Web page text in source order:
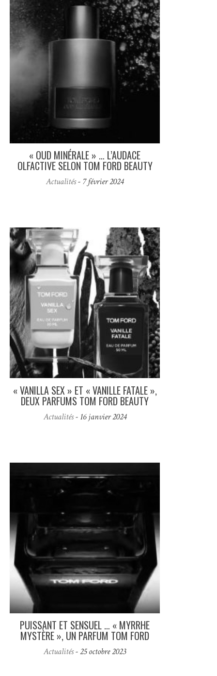
« OUD MINÉRALE » … L’AUDACE
OLFACTIVE SELON TOM FORD BEAUTY
Actualités- 7 février 2024
« VANILLA SEX » ET « VANILLE FATALE »,
DEUX PARFUMS TOM FORD BEAUTY
Actualités- 16 janvier 2024
PUISSANT ET SENSUEL … « MYRRHE
MYSTÈRE », UN PARFUM TOM FORD
Actualités- 25 octobre 2023